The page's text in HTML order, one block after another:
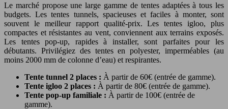
Le marché propose une large gamme de tentes adaptées à tous les
budgets. Les tentes tunnels, spacieuses et faciles à monter, sont
souvent le meilleur rapport qualité-prix. Les tentes igloo, plus
compactes et résistantes au vent, conviennent aux terrains exposés.
Les tentes pop-up, rapides à installer, sont parfaites pour les
débutants. Privilégiez des tentes en polyester, imperméables (au
moins 2000 mm de colonne d’eau) et respirantes.
Tente tunnel 2 places : À partir de 60€ (entrée de gamme).
Tente igloo 2 places : À partir de 80€ (entrée de gamme).
Tente pop-up familiale : À partir de 100€ (entrée de
gamme).